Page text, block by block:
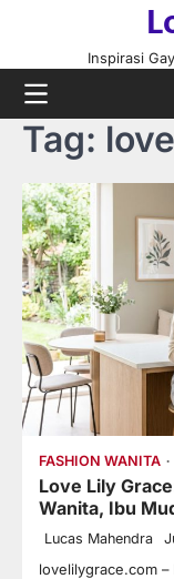
content
Inspirasi
Tag:
FASHION WANITA
Love Lily
Wanita, Ibu
Lucas Mahendra
lovelilygrace.com